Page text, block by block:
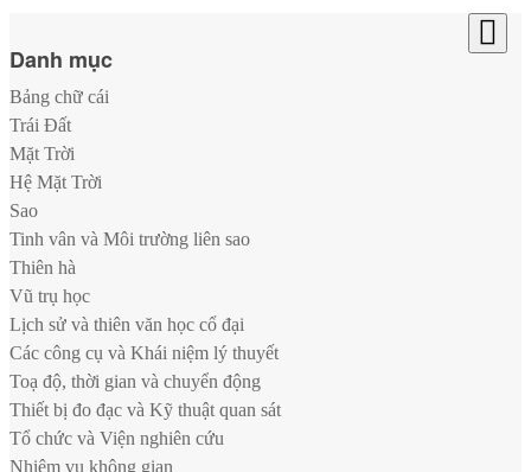
Danh mục
Bảng chữ cái
Trái Đất
Mặt Trời
Hệ Mặt Trời
Sao
Tinh vân và Môi trường liên sao
Thiên hà
Vũ trụ học
Lịch sử và thiên văn học cổ đại
Các công cụ và Khái niệm lý thuyết
Toạ độ, thời gian và chuyển động
Thiết bị đo đạc và Kỹ thuật quan sát
Tổ chức và Viện nghiên cứu
Nhiệm vụ không gian